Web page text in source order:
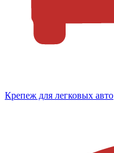
Крепеж для легковых авто